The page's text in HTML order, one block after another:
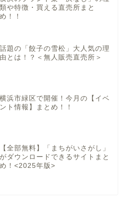
類や特徴・買える直売所まと
め！！
話題の「餃子の雪松」大人気の理
由とは！？＜無人販売直売所＞
横浜市緑区で開催！今月の【イベ
ント情報】まとめ！！
【全部無料】「まちがいさがし」
がダウンロードできるサイトまと
め！<2025年版>